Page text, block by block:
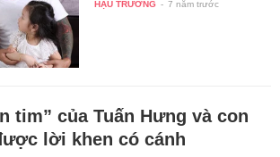
HẬU TRƯỜNG - 7 năm trước
tim” của Tuấn Hưng và con
lời khen có cánh